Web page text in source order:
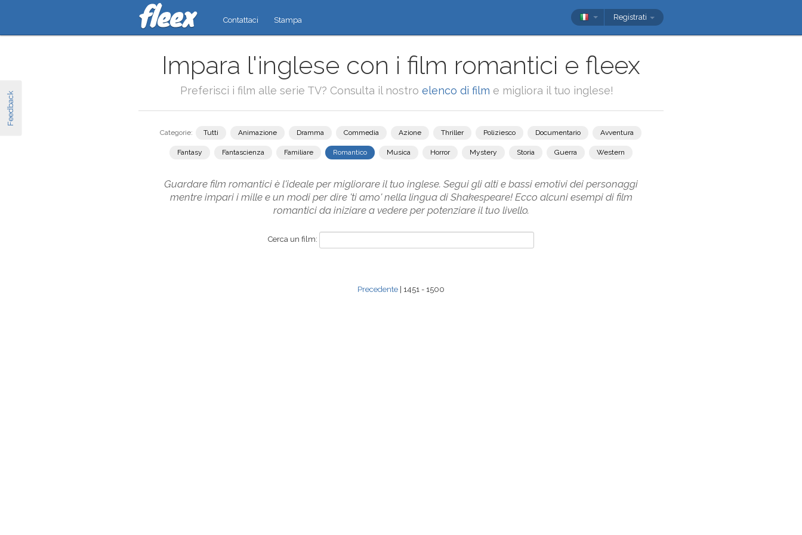
Feedback
Contattaci Stampa Registrati
Impara l'inglese con i film romantici e fleex
Preferisci i film alle serie TV? Consulta il nostro elenco di film e migliora il tuo inglese!
Categorie: Tutti Animazione Dramma Commedia Azione Thriller Poliziesco Documentario Avventura
Fantasy Fantascienza Familiare Romantico Musica Horror Mystery Storia Guerra Western
Guardare film romantici è l'ideale per migliorare il tuo inglese. Segui gli alti e bassi emotivi dei personaggi
mentre impari i mille e un modi per dire 'ti amo' nella lingua di Shakespeare! Ecco alcuni esempi di film
romantici da iniziare a vedere per potenziare il tuo livello.
Cerca un film:
Precedente | 1451 - 1500